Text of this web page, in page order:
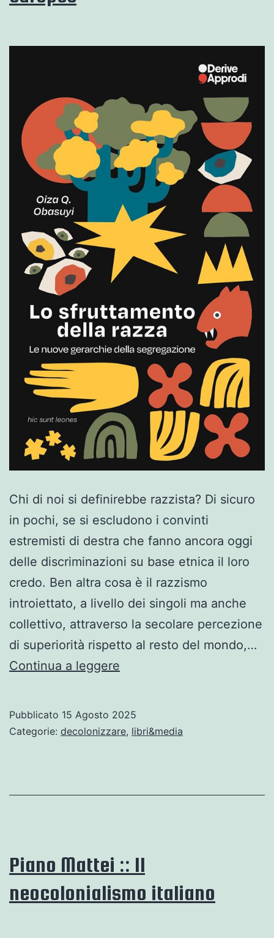
Chi di noi si definirebbe razzista? Di sicuro
in pochi, se si escludono i convinti
estremisti di destra che fanno ancora oggi
delle discriminazioni su base etnica il loro
credo. Ben altra cosa è il razzismo
introiettato, a livello dei singoli ma anche
collettivo, attraverso la secolare percezione
di superiorità rispetto al resto del mondo,…
Continua a leggere
discriminazione,
Pubblicato 15 Agosto 2025
Categorie: decolonizzare, libri&media
Piano Mattei :: Il
neocolonialismo italiano